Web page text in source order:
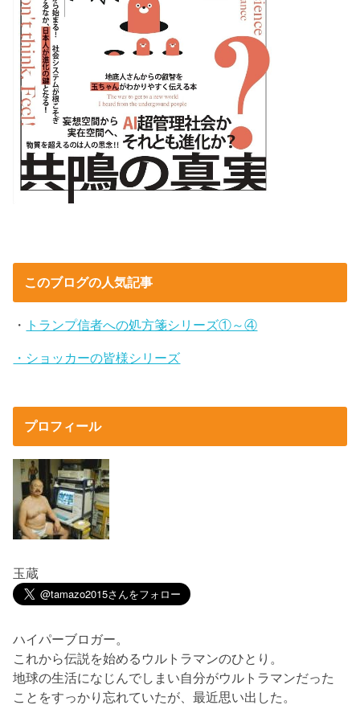
このブログの人気記事
・ トランプ信者への処方箋シリーズ①～④
・ショッカーの皆様シリーズ
プロフィール
玉蔵
ハイパーブロガー。
これから伝説を始めるウルトラマンのひとり。
地球の生活になじんでしまい自分がウルトラマンだった
ことをすっかり忘れていたが、最近思い出した。